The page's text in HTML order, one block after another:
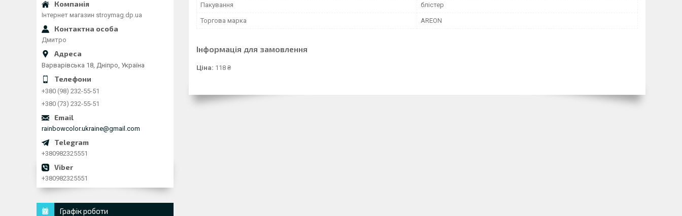
Пакування блістер
Торгова марка AREON
Інформація для замовлення
Ціна: 118 ₴
Інтернет магазин stroymag.dp.ua
Дмитро
Варварівська 18, Дніпро, Україна
+380 (98) 232-55-51
+380 (73) 232-55-51
rainbowcolor.ukraine@gmail.com
+380982325551
+380982325551
Графік роботи